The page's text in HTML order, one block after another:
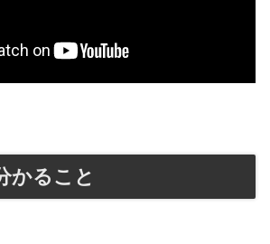
かること